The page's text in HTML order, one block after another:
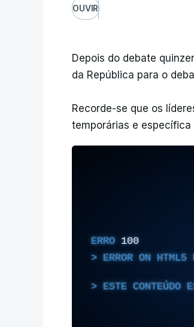
OUVIR
Depois do debate
da República para o
Recorde-se que os
temporárias e
ERRO 100
ERROR ON HTML5
ESTE CONTEÚDO